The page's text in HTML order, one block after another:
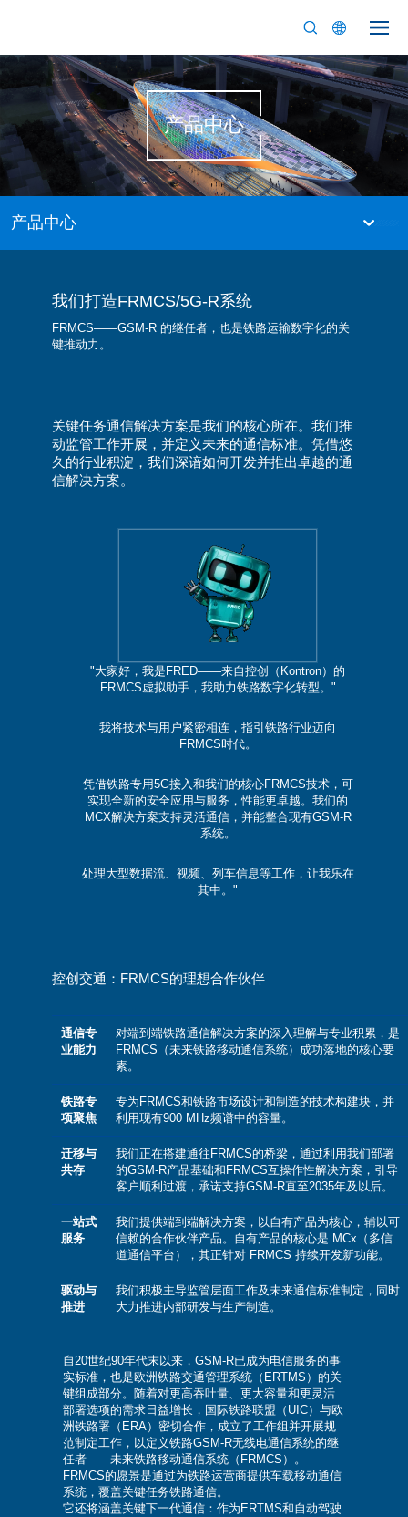
产品中心
产品中心
我们打造FRMCS/5G-R系统
FRMCS——GSM-R 的继任者，也是铁路运输数字化的关
键推动力。
关键任务通信解决方案是我们的核心所在。我们推
动监管工作开展，并定义未来的通信标准。凭借悠
久的行业积淀，我们深谙如何开发并推出卓越的通
信解决方案。
"大家好，我是FRED——来自控创（Kontron）的
FRMCS虚拟助手，我助力铁路数字化转型。"
我将技术与用户紧密相连，指引铁路行业迈向
FRMCS时代。
凭借铁路专用5G接入和我们的核心FRMCS技术，可
实现全新的安全应用与服务，性能更卓越。我们的
MCX解决方案支持灵活通信，并能整合现有GSM-R
系统。
处理大型数据流、视频、列车信息等工作，让我乐在
其中。"
控创交通：FRMCS的理想合作伙伴
通信专
业能力
对端到端铁路通信解决方案的深入理解与专业积累，是
FRMCS（未来铁路移动通信系统）成功落地的核心要
素。
铁路专
项聚焦
专为FRMCS和铁路市场设计和制造的技术构建块，并
利用现有900 MHz频谱中的容量。
迁移与
共存
我们正在搭建通往FRMCS的桥梁，通过利用我们部署
的GSM-R产品基础和FRMCS互操作性解决方案，引导
客户顺利过渡，承诺支持GSM-R直至2035年及以后。
一站式
服务
我们提供端到端解决方案，以自有产品为核心，辅以可
信赖的合作伙伴产品。自有产品的核心是 MCx（多信
道通信平台），其正针对 FRMCS 持续开发新功能。
驱动与
推进
我们积极主导监管层面工作及未来通信标准制定，同时
大力推进内部研发与生产制造。
自20世纪90年代末以来，GSM-R已成为电信服务的事
实标准，也是欧洲铁路交通管理系统（ERTMS）的关
键组成部分。随着对更高吞吐量、更大容量和更灵活
部署选项的需求日益增长，国际铁路联盟（UIC）与欧
洲铁路署（ERA）密切合作，成立了工作组并开展规
范制定工作，以定义铁路GSM-R无线电通信系统的继
任者——未来铁路移动通信系统（FRMCS）。
FRMCS的愿景是通过为铁路运营商提供车载移动通信
系统，覆盖关键任务铁路通信。
它还将涵盖关键下一代通信：作为ERTMS和自动驾驶